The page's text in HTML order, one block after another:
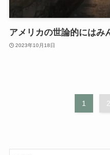
アメリカの世論的にはみ
2023年10月18日
1 2